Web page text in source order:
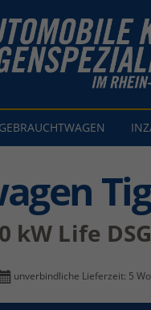
GEBRAUCHTWAGEN
kW Life
unverbindliche Lieferzeit: 5